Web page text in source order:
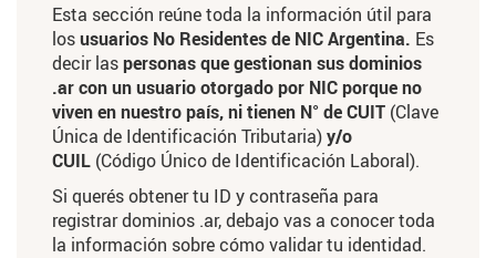
Esta sección reúne toda la información útil para
losusuarios No Residentes de NIC Argentina. Es
decir laspersonas que gestionan sus dominios
.ar con un usuario otorgado por NIC porque no
viven en nuestro país, ni tienen N° de CUIT (Clave
Única de Identificación Tributaria)y/o
CUIL (Código Único de Identificación Laboral).
Si querés obtener tu ID y contraseña para
registrar dominios .ar, debajo vas a conocer toda
la información sobre cómo validar tu identidad.